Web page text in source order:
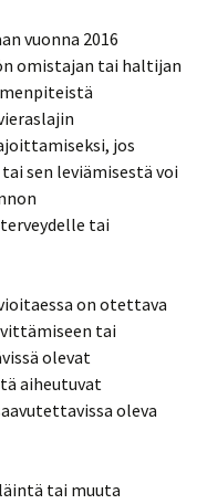
vuonna 2016
omistajan tai haltijan
jos
sen leviämisestä voi
tai
on otettava
tai
olevat
aiheutuvat
oleva
tai muuta